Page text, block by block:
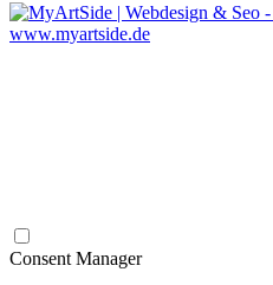
www.myartside.de
Consent Manager